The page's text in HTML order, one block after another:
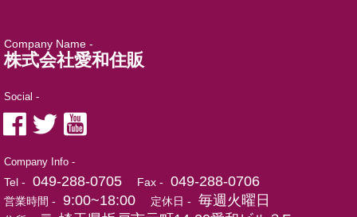
Company Name -
株式会社愛和住販
Social -
Company Info -
Tel - 049-288-0705 Fax - 049-288-0706
営業時間 - 9:00~18:00 定休日 - 毎週火曜日